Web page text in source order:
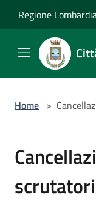
Regione
Home >
scrutatori